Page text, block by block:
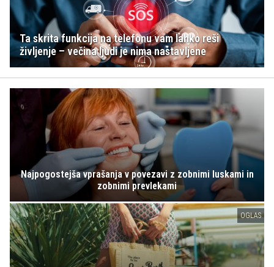
Ta skrita funkcija na telefonu vam lahko reši
življenje – večina ljudi je nima nastavljene
Najpogostejša vprašanja v povezavi z zobnimi luskami in
zobnimi prevlekami
OGLAS